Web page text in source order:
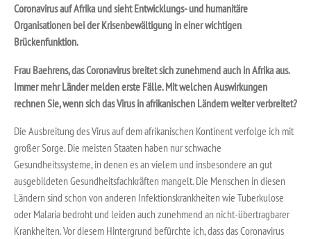
Coronavirus auf Afrika und sieht Entwicklungs- und humanitäre
Organisationen bei der Krisenbewältigung in einer wichtigen
Brückenfunktion.
Frau Baehrens, das Coronavirus breitet sich zunehmend auch in Afrika aus.
Immer mehr Länder melden erste Fälle. Mit welchen Auswirkungen
rechnen Sie, wenn sich das Virus in afrikanischen Ländern weiter verbreitet?
Die Ausbreitung des Virus auf dem afrikanischen Kontinent verfolge ich mit
großer Sorge. Die meisten Staaten haben nur schwache
Gesundheitssysteme, in denen es an vielem und insbesondere an gut
ausgebildeten Gesundheitsfachkräften mangelt. Die Menschen in diesen
Ländern sind schon von anderen Infektionskrankheiten wie Tuberkulose
oder Malaria bedroht und leiden auch zunehmend an nicht-übertragbarer
Krankheiten. Vor diesem Hintergrund befürchte ich, dass das Coronavirus